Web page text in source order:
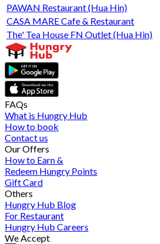
PAWAN Restaurant (Hua Hin)
CASA MARE Cafe & Restaurant
The' Tea House FN Outlet (Hua Hin)
FAQs
What is Hungry Hub
How to book
Contact us
Our Offers
How to Earn &
Redeem Hungry Points
Gift Card
Others
Hungry Hub Blog
For Restaurant
Hungry Hub Careers
We Accept